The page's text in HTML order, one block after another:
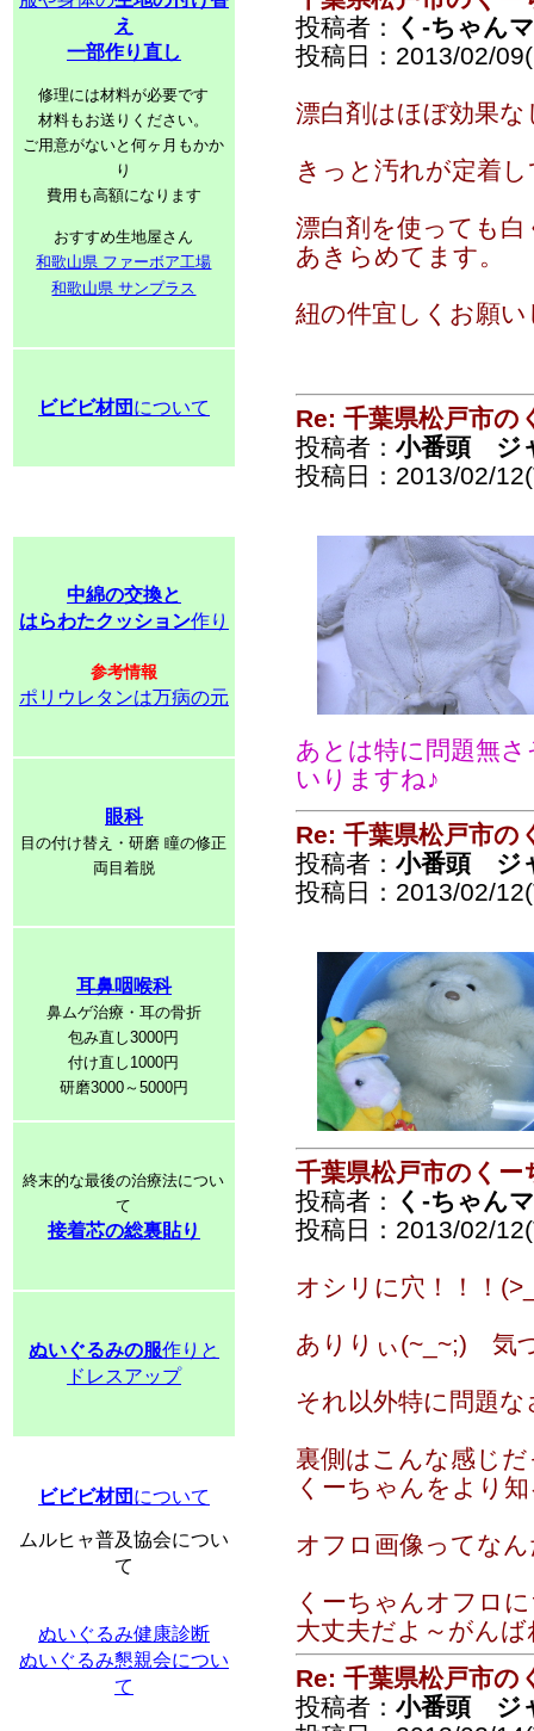
え
一部作り直し
修理には材料が必要です
材料もお送りください。
ご用意がないと何ヶ月もかか
り
費用も高額になります
おすすめ生地屋さん
和歌山県 ファーボア工場
和歌山県 サンプラス
ビビビ材団 について
中綿の交換と
はらわたクッション作り
参考情報
ポリウレタンは万病の元
眼科
目の付け替え・研磨 瞳の修正
両目着脱
耳鼻咽喉科
鼻ムゲ治療・耳の骨折
包み直し3000円
付け直し1000円
研磨3000～5000円
終末的な最後の治療法につい
て
接着芯の総裏貼り
ぬいぐるみの服作りと
ドレスアップ
ビビビ材団 について
ムルヒャ普及協会につい
て
ぬいぐるみ健康診断
ぬいぐるみ懇親会につい
て
投稿者：
く-ちゃん
投稿日：2013/02/
漂白剤はほぼ効果
きっと汚れが定着
漂白剤を使っても
あきらめてます。
紐の件宜しくお願
Re: 千葉県松戸市の
投稿者： 小番頭 ジ
投稿日：2013/02/
あとは特に問題無
いりますね♪
Re: 千葉県松戸市の
投稿者： 小番頭 ジ
投稿日：2013/02/
千葉県松戸市のくー
投稿者：
く-ちゃん
投稿日：2013/02/
オシリに穴！！！
ありりぃ(~_~;) 気
それ以外特に問題
裏側はこんな感じ
くーちゃんをより
オフロ画像ってな
くーちゃんオフロ
大丈夫だよ～がん
Re: 千葉県松戸市の
投稿者： 小番頭 ジ